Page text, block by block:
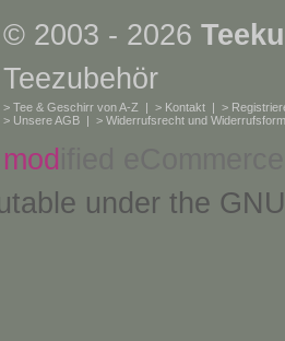
© 2003 - 2026
Teezubehör
> Tee & Geschirr von A-Z | > Kontakt | >
> Unsere AGB | > Widerrufsrecht und
mod
under the